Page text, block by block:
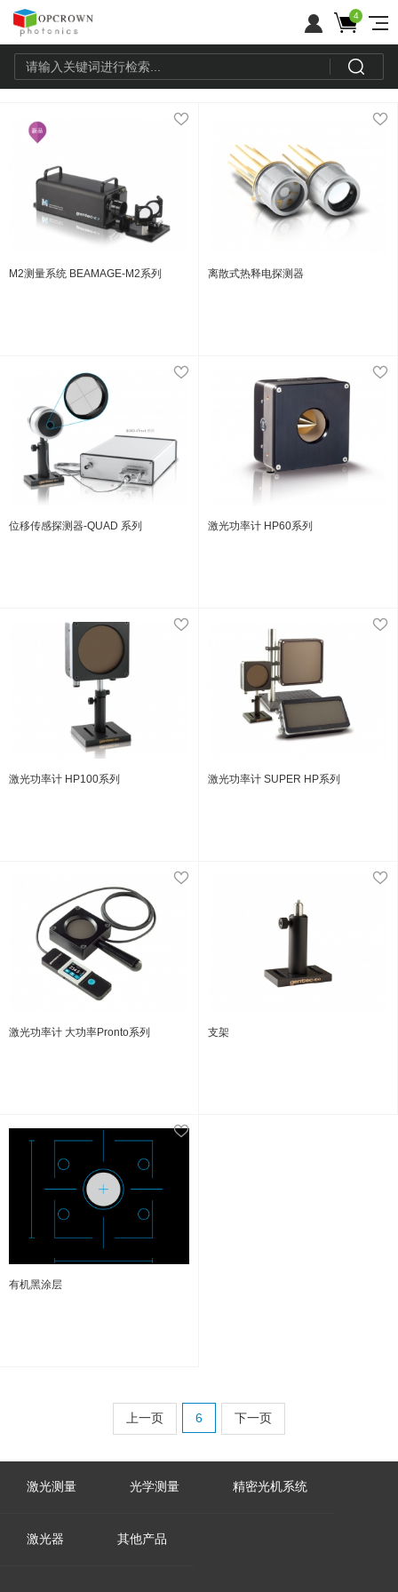
4
M2测量系统 BEAMAGE-M2系列 离散式热释电探测器
位移传感探测器-QUAD 系列 激光功率计 HP60系列
激光功率计 HP100系列 激光功率计 SUPER HP系列
激光功率计 大功率Pronto系列 支架
有机黑涂层
上一页 6 下一页
激光测量 光学测量 精密光机系统
激光器 其他产品